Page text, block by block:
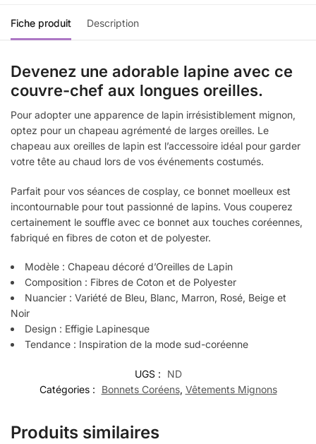
Fiche produit Description
Devenez une adorable lapine avec ce
couvre-chef aux longues oreilles.
Pour adopter une apparence de lapin irrésistiblement mignon,
optez pour un chapeau agrémenté de larges oreilles. Le
chapeau aux oreilles de lapin est l’accessoire idéal pour garder
votre tête au chaud lors de vos événements costumés.
Parfait pour vos séances de cosplay, ce bonnet moelleux est
incontournable pour tout passionné de lapins. Vous couperez
certainement le souffle avec ce bonnet aux touches coréennes,
fabriqué en fibres de coton et de polyester.
Modèle : Chapeau décoré d’Oreilles de Lapin
Composition : Fibres de Coton et de Polyester
Nuancier : Variété de Bleu, Blanc, Marron, Rosé, Beige et
Noir
Design : Effigie Lapinesque
Tendance : Inspiration de la mode sud-coréenne
UGS :
ND
Catégories :
Bonnets Coréens, Vêtements Mignons
Produits similaires